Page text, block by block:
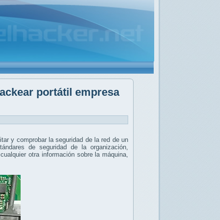
portátil empresa
y comprobar la seguridad de la red de un
de seguridad de la organización,
otra información sobre la máquina,